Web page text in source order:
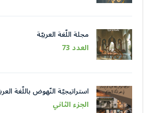
مجلة اللّغة العربيّة
العدد 73
استراتيجيّة النّهوض باللّغة
في عصر الذّكاء الاصطناعيّ
الجزء الثاني